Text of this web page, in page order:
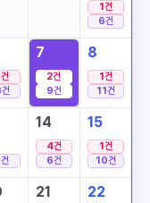
1건
6건
건
건
7
2건
9건
8
1건
11건
건
14
4건
6건
15
1건
10건
21 22